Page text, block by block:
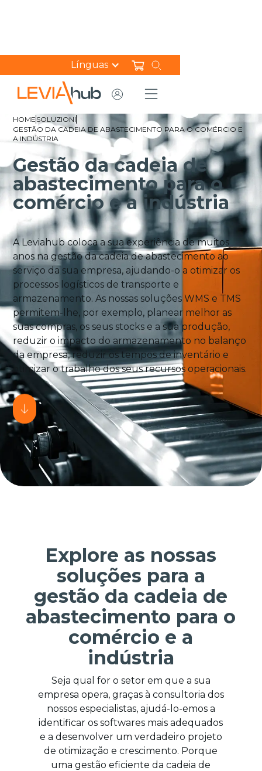
Línguas
HOME SOLUZIONI
GESTÃO DA CADEIA DE ABASTECIMENTO PARA O COMÉRCIO E
A INDÚSTRIA
Gestão da cadeia de
abastecimento para o
comércio e a indústria
A Leviahub coloca a sua experiência de muitos
anos na gestão da cadeia de abastecimento ao
serviço da sua empresa, ajudando-o a otimizar os
processos logísticos de transporte e
armazenamento. As nossas soluções WMS e TMS
permitem-lhe, por exemplo, planear melhor as
suas compras, os seus stocks e a sua produção,
reduzir o impacto do armazenamento no balanço
da empresa, reduzir os tempos de inventário e
otimizar o trabalho dos seus recursos operacionais.
Explore as nossas
soluções para a
gestão da cadeia de
abastecimento para o
comércio e a
indústria
Seja qual for o setor em que a sua
empresa opera, graças à consultoria dos
nossos especialistas, ajudá-lo-emos a
identificar os softwares mais adequados
e a desenvolver um verdadeiro projeto
de otimização e crescimento. Porque
uma gestão eficiente da cadeia de